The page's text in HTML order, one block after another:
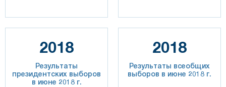
2018
Результаты
президентских выборов
в июне 2018 г.
2018
Результаты всеобщих
выборов в июне 2018 г.